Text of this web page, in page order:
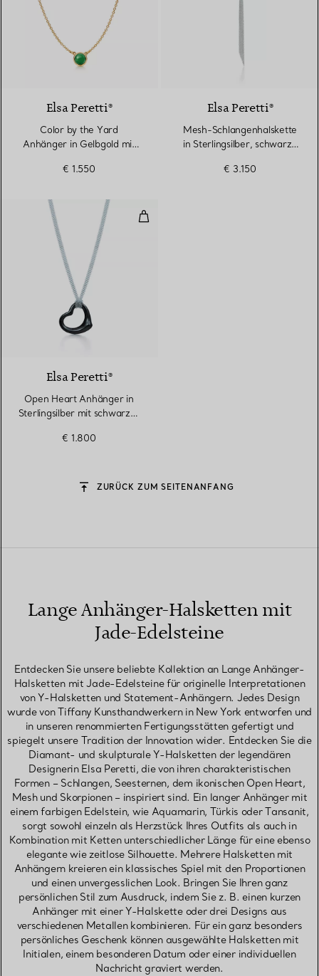
Elsa Peretti®
Color by the Yard
Anhänger in Gelbgold mit
€ 1.550
Elsa Peretti®
Mesh-Schlangenhalskette
in Sterlingsilber, schwarze
€ 3.150
Open Heart Anhänger in
Elsa Peretti®
Open Heart Anhänger in
Sterlingsilber mit schwarzer
€ 1.800
ZURÜCK ZUM SEITENANFANG
Lange Anhänger-Halsketten mit
Jade-Edelsteine
Entdecken Sie unsere beliebte Kollektion an Lange Anhänger-
Halsketten mit Jade-Edelsteine für originelle Interpretationen
von Y-Halsketten und Statement-Anhängern. Jedes Design
wurde von Tiffany Kunsthandwerkern in New York entworfen und
in unseren renommierten Fertigungsstätten gefertigt und
spiegelt unsere Tradition der Innovation wider. Entdecken Sie die
Diamant- und skulpturale Y-Halsketten der legendären
Designerin Elsa Peretti, die von ihren charakteristischen
Formen – Schlangen, Seesternen, dem ikonischen Open Heart,
Mesh und Skorpionen – inspiriert sind. Ein langer Anhänger mit
einem farbigen Edelstein, wie Aquamarin, Türkis oder Tansanit,
sorgt sowohl einzeln als Herzstück Ihres Outfits als auch in
Kombination mit Ketten unterschiedlicher Länge für eine ebenso
elegante wie zeitlose Silhouette. Mehrere Halsketten mit
Anhängern kreieren ein klassisches Spiel mit den Proportionen
und einen unvergesslichen Look. Bringen Sie Ihren ganz
persönlichen Stil zum Ausdruck, indem Sie z. B. einen kurzen
Anhänger mit einer Y-Halskette oder drei Designs aus
verschiedenen Metallen kombinieren. Für ein ganz besonders
persönliches Geschenk können ausgewählte Halsketten mit
Initialen, einem besonderen Datum oder einer individuellen
Nachricht graviert werden.